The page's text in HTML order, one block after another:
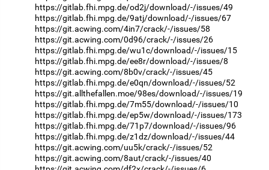
https://gitlab.fhi.mpg.de/od2j/download/-/issues/49
https://gitlab.fhi.mpg.de/9atj/download/-/issues/67
https://git.acwing.com/4in7/crack/-/issues/58
https://git.acwing.com/0d96/crack/-/issues/26
https://gitlab.fhi.mpg.de/wu1c/download/-/issues/15
https://gitlab.fhi.mpg.de/ee8r/download/-/issues/8
https://git.acwing.com/8b0v/crack/-/issues/45
https://gitlab.fhi.mpg.de/e0qn/download/-/issues/52
https://git.allthefallen.moe/98es/download/-/issues/19
https://gitlab.fhi.mpg.de/7m55/download/-/issues/10
https://gitlab.fhi.mpg.de/ep5w/download/-/issues/173
https://gitlab.fhi.mpg.de/71p7/download/-/issues/96
https://gitlab.fhi.mpg.de/z1dz/download/-/issues/44
https://git.acwing.com/uu5k/crack/-/issues/52
https://git.acwing.com/8aut/crack/-/issues/40